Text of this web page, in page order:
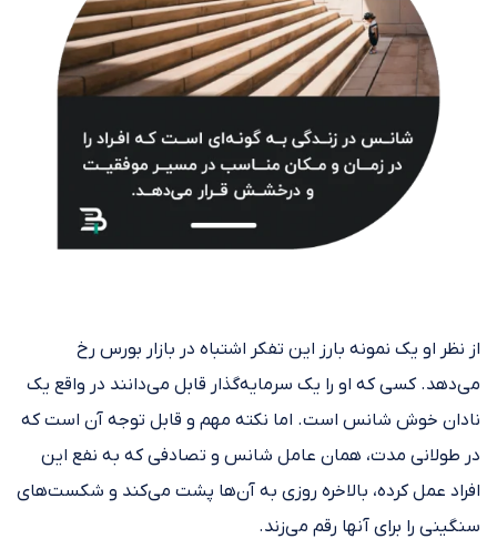
از نظر او یک نمونه بارز این تفکر اشتباه در بازار بورس رخ
می‌دهد. کسی که او را یک سرمایه‌گذار قابل می‌دانند در واقع یک
نادان خوش شانس است. اما نکته مهم و قابل توجه آن است که
در طولانی مدت، همان عامل شانس و تصادفی که به نفع این
افراد عمل کرده‌، بالاخره روزی به آن‌ها پشت می‌کند و شکست‌های
سنگینی را برای آنها رقم می‌زند.